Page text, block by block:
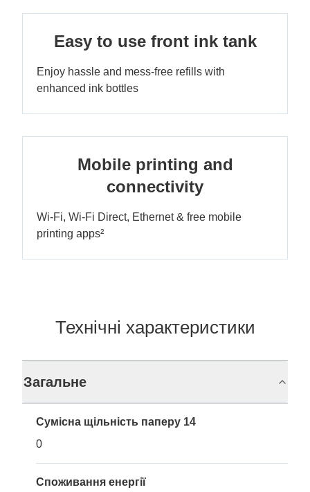
Easy to use front ink tank
Enjoy hassle and mess-free refills with
enhanced ink bottles
Mobile printing and
connectivity
Wi-Fi, Wi-Fi Direct, Ethernet & free mobile
printing apps²
Технічні характеристики
Загальне
Сумісна щільність паперу 14
0
Споживання енергії